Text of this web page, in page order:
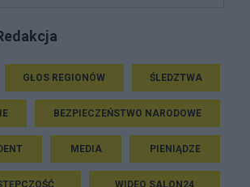
GŁOS REGIONÓW ŚLEDZTWA
BEZPIECZEŃSTWO NARODOWE
MEDIA PIENIĄDZE
WIDEO SALON24